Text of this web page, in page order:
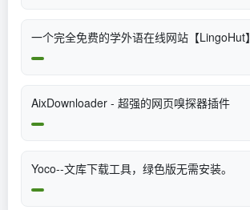
一个完全免费的学外语在线网站【LingoHut】
AixDownloader - 超强的网页嗅探器插件
Yoco--文库下载工具，绿色版无需安装。